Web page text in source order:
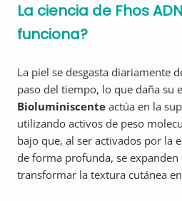
La ciencia de Fhos
funciona?
La piel se desgasta diariamente
paso del tiempo, lo que daña su
Bioluminiscente actúa en la
utilizando activos de peso
bajo que, al ser activados por la
de forma profunda, se
transformar la textura cutánea